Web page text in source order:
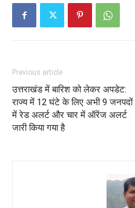
Previous article
उत्तराखंड में बारिश को लेकर अपडेट:
राज्य में 12 घंटे के लिए अभी 9 जनपदों
में रेड अलर्ट और चार में ऑरेंज अलर्ट
जारी किया गया है